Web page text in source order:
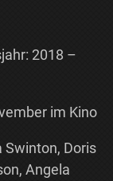
2018 –
im Kino
Swinton, Doris
Angela